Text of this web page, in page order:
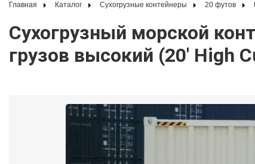
Главная Каталог Сухогрузные контейнеры 20 футов
Сухогрузный морской контейнер 20 футов для насыпных
грузов высокий (20′ High